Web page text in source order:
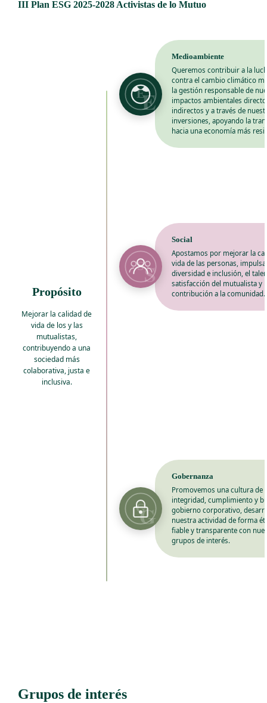
III Plan ESG 2025-2028 Activistas de lo Mutuo
Propósito
Mejorar la calidad de
vida de los y las
mutualistas,
contribuyendo a una
sociedad más
colaborativa, justa e
inclusiva.
EE
Medioambiente
Queremos contribuir a la
contra el cambio climático
la gestión responsable de
impactos ambientales
indirectos y a través de
inversiones, apoyando la
hacia una economía más
SS
Social
Apostamos por mejorar la
vida de las personas,
diversidad e inclusión, el
satisfacción del mutualista y
contribución a la comunidad.
GG
Gobernanza
Promovemos una cultura de
integridad, cumplimiento y
gobierno corporativo,
nuestra actividad de forma
fiable y transparente con
grupos de interés.
Grupos de interés